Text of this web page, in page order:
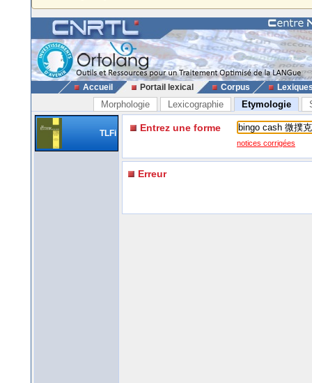
Accueil Portail lexical Corpus
Morphologie Lexicographie Etymologie
TLFi Entrez une forme
notices corrigées
Erreur